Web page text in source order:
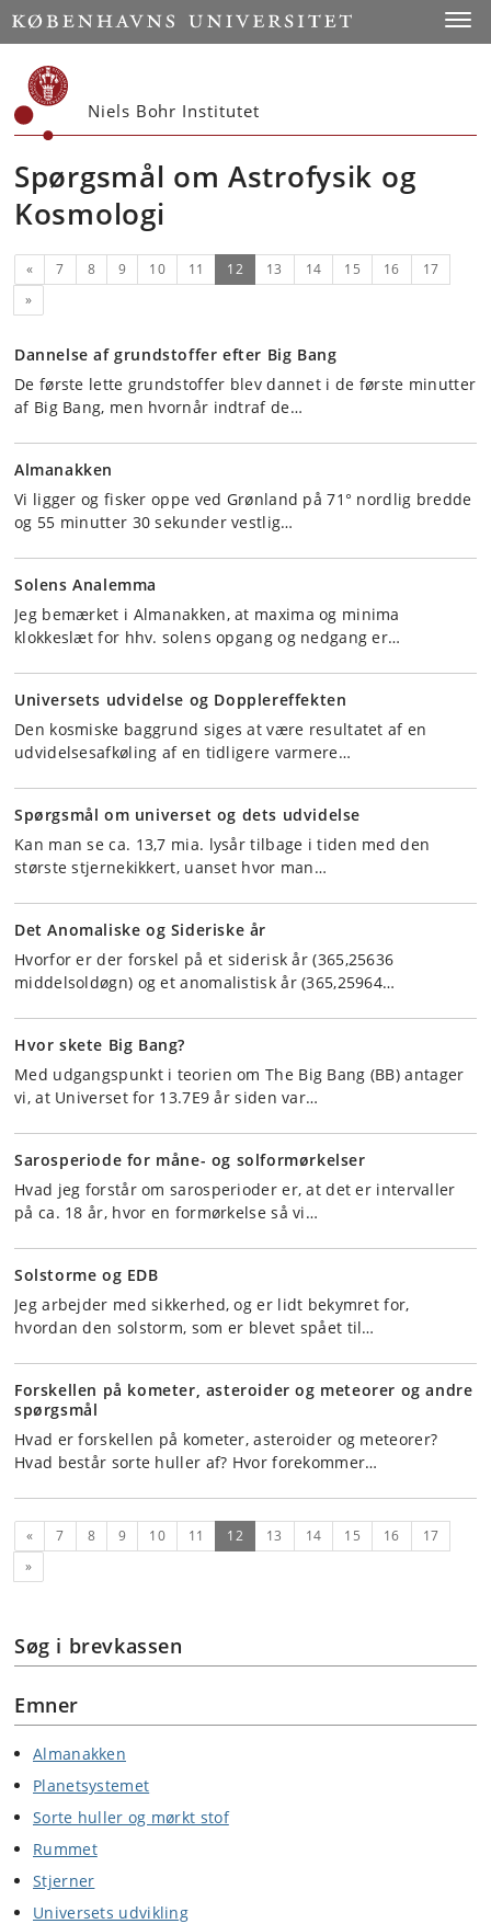
Start
Niels Bohr Institutet
Spørgsmål om Astrofysik og
Kosmologi
Forrige
« 7 8 9 10 11 12 (nuværende)
13 14 15 16
17
Næste
»
Dannelse af grundstoffer efter Big Bang
De første lette grundstoffer blev dannet i de første minutter
af Big Bang, men hvornår indtraf de…
Almanakken
Vi ligger og fisker oppe ved Grønland på 71° nordlig bredde
og 55 minutter 30 sekunder vestlig…
Solens Analemma
Jeg bemærket i Almanakken, at maxima og minima
klokkeslæt for hhv. solens opgang og nedgang er…
Universets udvidelse og Dopplereffekten
Den kosmiske baggrund siges at være resultatet af en
udvidelsesafkøling af en tidligere varmere…
Spørgsmål om universet og dets udvidelse
Kan man se ca. 13,7 mia. lysår tilbage i tiden med den
største stjernekikkert, uanset hvor man…
Det Anomaliske og Sideriske år
Hvorfor er der forskel på et siderisk år (365,25636
middelsoldøgn) og et anomalistisk år (365,25964…
Hvor skete Big Bang?
Med udgangspunkt i teorien om The Big Bang (BB) antager
vi, at Universet for 13.7E9 år siden var…
Sarosperiode for måne- og solformørkelser
Hvad jeg forstår om sarosperioder er, at det er intervaller
på ca. 18 år, hvor en formørkelse så vi…
Solstorme og EDB
Jeg arbejder med sikkerhed, og er lidt bekymret for,
hvordan den solstorm, som er blevet spået til…
Forskellen på kometer, asteroider og meteorer og andre
spørgsmål
Hvad er forskellen på kometer, asteroider og meteorer?
Hvad består sorte huller af? Hvor forekommer…
Forrige
« 7 8 9 10 11 12 (nuværende)
13 14 15 16
17
Næste
»
Søg i brevkassen
Emner
Almanakken
Planetsystemet
Sorte huller og mørkt stof
Rummet
Stjerner
Universets udvikling